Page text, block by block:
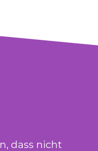
dass nicht